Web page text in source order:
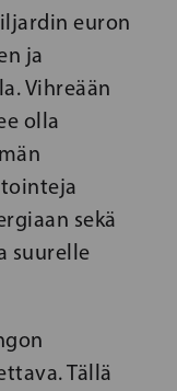
euron
ja
Vihreään
olla
sekä
suurelle
Tällä